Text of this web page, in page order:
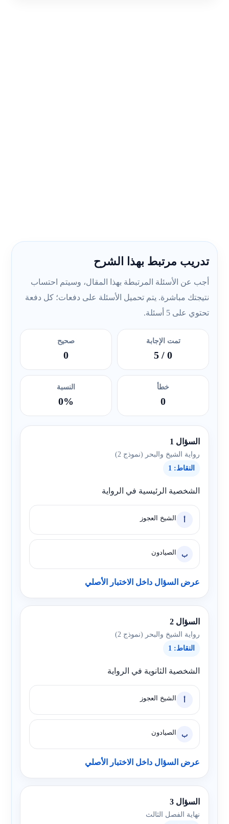
تدريب مرتبط بهذا الشرح
أجب عن الأسئلة المرتبطة بهذا المقال، وسيتم احتساب
نتيجتك مباشرة. يتم تحميل الأسئلة على دفعات؛ كل دفعة
تحتوي على 5 أسئلة.
تمت الإجابة
0
/ 5
صحيح
0
خطأ
0
النسبة
0%
السؤال 1
رواية الشيخ والبحر (نموذج 2)
النقاط: 1
الشخصية الرئيسية في الرواية
أ الشيخ العجوز
ب الصيادون
عرض السؤال داخل الاختبار الأصلي
السؤال 2
رواية الشيخ والبحر (نموذج 2)
النقاط: 1
الشخصية الثانوية في الرواية
أ الشيخ العجوز
ب الصيادون
عرض السؤال داخل الاختبار الأصلي
السؤال 3
نهاية الفصل الثالث